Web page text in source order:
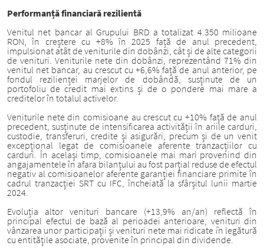
Performanță financiară rezilientă
Venitul net bancar al Grupului BRD a totalizat 4.350 milioane
RON, în creștere cu +8% în 2025 față de anul precedent,
impulsionat atât de veniturile din dobânzi, cât și de alte categorii
de venituri. Veniturile nete din dobânzi, reprezentând 71% din
venitul net bancar, au crescut cu +6,6% față de anul anterior, pe
fondul rezilienței marjelor de dobândă, susținute de un
portofoliu de credit mai extins și de o pondere mai mare a
creditelor în totalul activelor.
Veniturile nete din comisioane au crescut cu +10% față de anul
precedent, susținute de intensificarea activității în ariile carduri,
custodie, transferuri, credite și asigurări, precum și de un venit
excepțional legat de comisioanele aferente tranzacțiilor cu
carduri. În același timp, comisioanele mai mari provenind din
angajamentele în afara bilanțului au fost parțial reduse de efectul
negativ al comisioanelor aferente garanției financiare primite în
cadrul tranzacției SRT cu IFC, încheiată la sfârșitul lunii martie
2024.
Evoluția altor venituri bancare (+13,9% an/an) reflectă în
principal efectul de bază al perioadei anterioare, venituri din
vânzarea unor participații și venituri nete mai ridicate în legătură
cu entitățile asociate, provenite în principal din dividende.